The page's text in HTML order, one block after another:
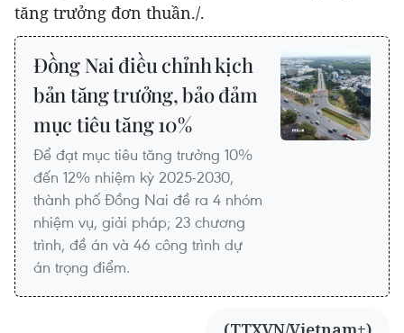
tăng trưởng đơn thuần./.
Đồng Nai điều chỉnh kịch
bản tăng trưởng, bảo đảm
mục tiêu tăng 10%
Để đạt mục tiêu tăng trưởng 10%
đến 12% nhiệm kỳ 2025-2030,
thành phố Đồng Nai đề ra 4 nhóm
nhiệm vụ, giải pháp; 23 chương
trình, đề án và 46 công trình dự
án trọng điểm.